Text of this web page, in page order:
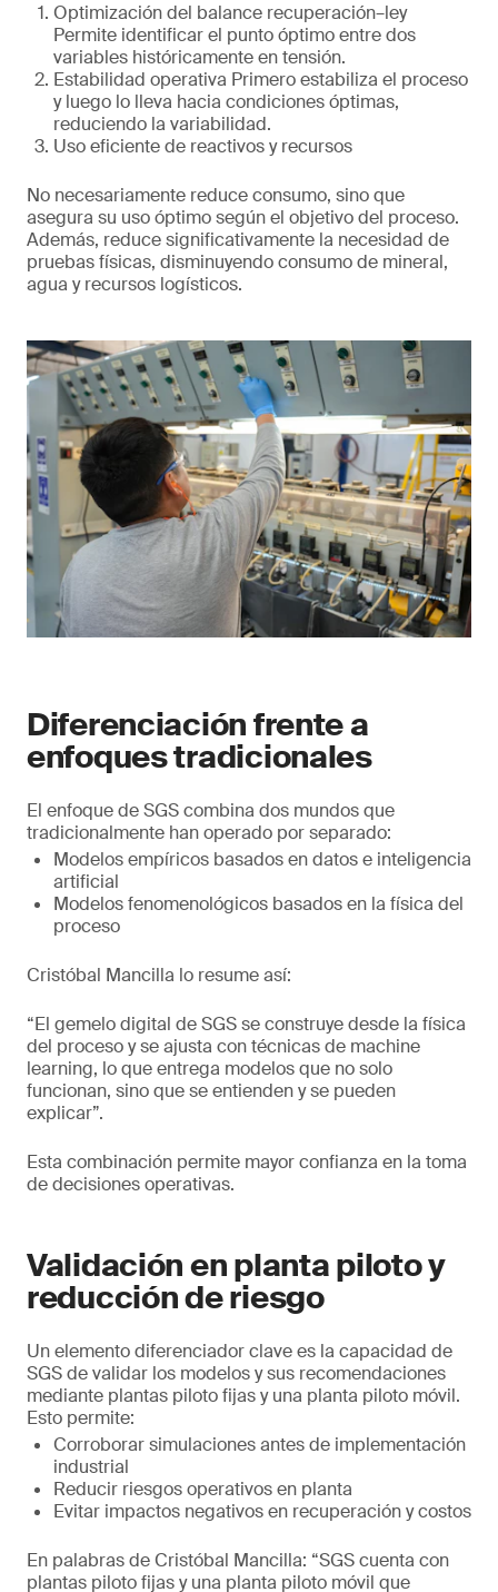
Optimización del balance recuperación–ley
Permite identificar el punto óptimo entre dos
variables históricamente en tensión.
Estabilidad operativa Primero estabiliza el proceso
y luego lo lleva hacia condiciones óptimas,
reduciendo la variabilidad.
Uso eficiente de reactivos y recursos
No necesariamente reduce consumo, sino que
asegura su uso óptimo según el objetivo del proceso.
Además, reduce significativamente la necesidad de
pruebas físicas, disminuyendo consumo de mineral,
agua y recursos logísticos.
Diferenciación frente a
enfoques tradicionales
El enfoque de SGS combina dos mundos que
tradicionalmente han operado por separado:
Modelos empíricos basados en datos e inteligencia
artificial
Modelos fenomenológicos basados en la física del
proceso
Cristóbal Mancilla lo resume así:
“El gemelo digital de SGS se construye desde la física
del proceso y se ajusta con técnicas de machine
learning, lo que entrega modelos que no solo
funcionan, sino que se entienden y se pueden
explicar”.
Esta combinación permite mayor confianza en la toma
de decisiones operativas.
Validación en planta piloto y
reducción de riesgo
Un elemento diferenciador clave es la capacidad de
SGS de validar los modelos y sus recomendaciones
mediante plantas piloto fijas y una planta piloto móvil.
Esto permite:
Corroborar simulaciones antes de implementación
industrial
Reducir riesgos operativos en planta
Evitar impactos negativos en recuperación y costos
En palabras de Cristóbal Mancilla: “SGS cuenta con
plantas piloto fijas y una planta piloto móvil que